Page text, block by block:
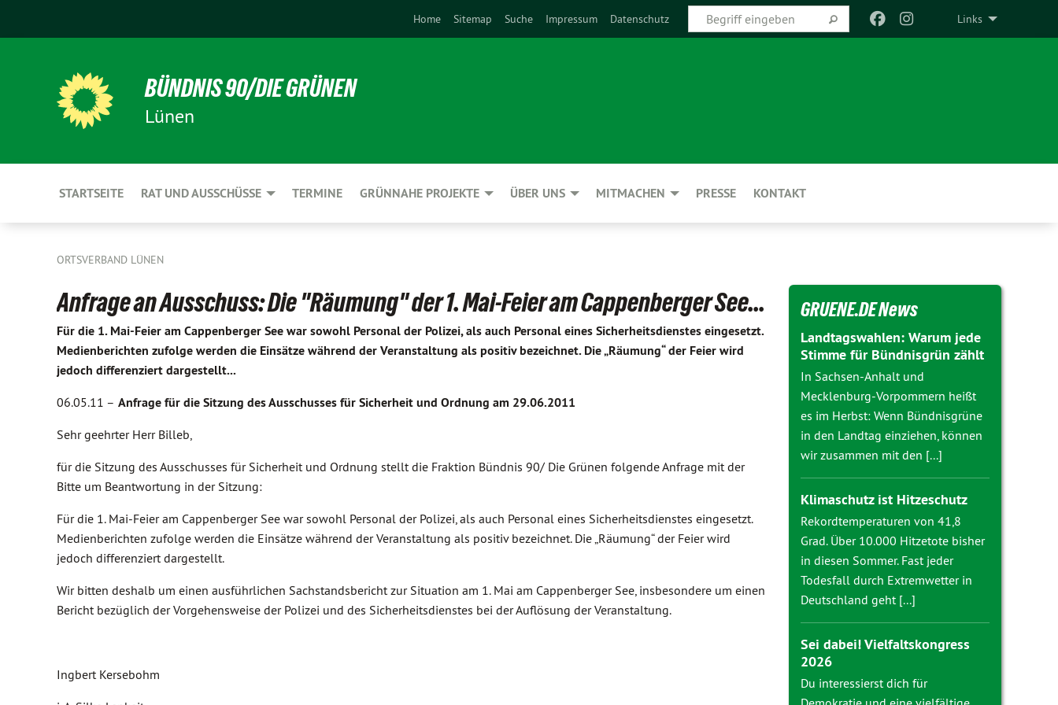
Links
Home Sitemap Suche Impressum Datenschutz
BÜNDNIS 90/DIE GRÜNEN
Lünen
STARTSEITE RAT UND AUSSCHÜSSE TERMINE GRÜNNAHE PROJEKTE ÜBER UNS MITMACHEN PRESSE KONTAKT
ORTSVERBAND LÜNEN
Anfrage an Ausschuss: Die "Räumung" der 1. Mai-Feier am Cappenberger See...
Für die 1. Mai-Feier am Cappenberger See war sowohl Personal der Polizei, als auch Personal eines Sicherheitsdienstes eingesetzt.
Medienberichten zufolge werden die Einsätze während der Veranstaltung als positiv bezeichnet. Die „Räumung“ der Feier wird
jedoch differenziert dargestellt...
06.05.11 – Anfrage für die Sitzung des Ausschusses für Sicherheit und Ordnung am 29.06.2011
Sehr geehrter Herr Billeb,
für die Sitzung des Ausschusses für Sicherheit und Ordnung stellt die Fraktion Bündnis 90/ Die Grünen folgende Anfrage mit der
Bitte um Beantwortung in der Sitzung:
Für die 1. Mai-Feier am Cappenberger See war sowohl Personal der Polizei, als auch Personal eines Sicherheitsdienstes eingesetzt.
Medienberichten zufolge werden die Einsätze während der Veranstaltung als positiv bezeichnet. Die „Räumung“ der Feier wird
jedoch differenziert dargestellt.
Wir bitten deshalb um einen ausführlichen Sachstandsbericht zur Situation am 1. Mai am Cappenberger See, insbesondere um einen
Bericht bezüglich der Vorgehensweise der Polizei und des Sicherheitsdienstes bei der Auflösung der Veranstaltung.
Ingbert Kersebohm
GRUENE.DE News
Landtagswahlen: Warum jede
Stimme für Bündnisgrün zählt
In Sachsen-Anhalt und
Mecklenburg-Vorpommern heißt
es im Herbst: Wenn Bündnisgrüne
in den Landtag einziehen, können
wir zusammen mit den [...]
Klimaschutz ist Hitzeschutz
Rekordtemperaturen von 41,8
Grad. Über 10.000 Hitzetote bisher
in diesen Sommer. Fast jeder
Todesfall durch Extremwetter in
Deutschland geht [...]
Sei dabei! Vielfaltskongress
2026
Du interessierst dich für